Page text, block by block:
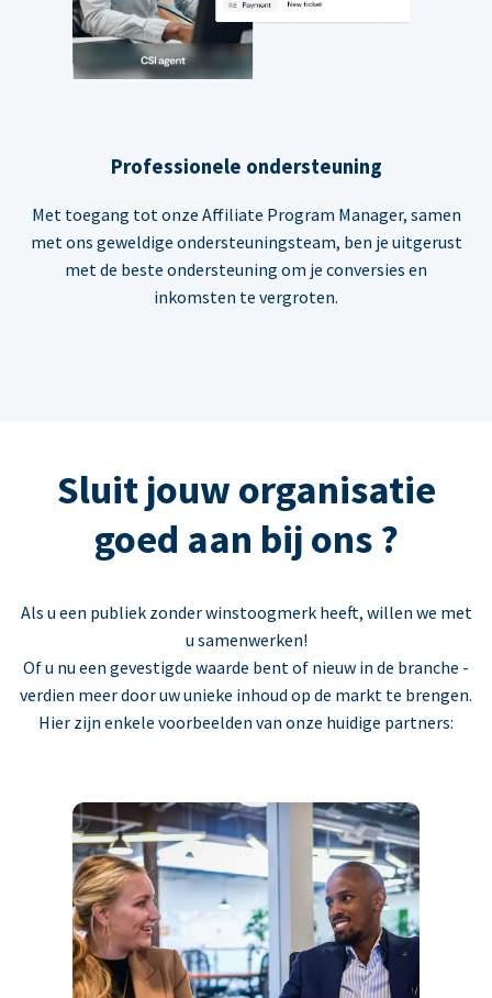
Professionele ondersteuning
Met toegang tot onze Affiliate Program Manager, samen
met ons geweldige ondersteuningsteam, ben je uitgerust
met de beste ondersteuning om je conversies en
inkomsten te vergroten.
Sluit jouw organisatie
goed aan bij ons ?
Als u een publiek zonder winstoogmerk heeft, willen we met
u samenwerken!
Of u nu een gevestigde waarde bent of nieuw in de branche -
verdien meer door uw unieke inhoud op de markt te brengen.
Hier zijn enkele voorbeelden van onze huidige partners: